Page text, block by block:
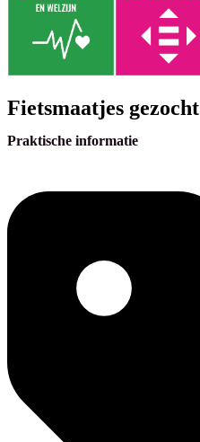
Fietsmaatjes gezocht
Praktische informatie